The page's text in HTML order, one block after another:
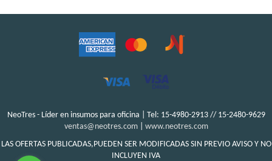
NeoTres - Líder en insumos para oficina | Tel: 15-4980-2913 // 15-2480-9629
ventas@neotres.com| www.neotres.com
LAS OFERTAS PUBLICADAS,PUEDEN SER MODIFICADAS SIN PREVIO AVISO Y NO
INCLUYEN IVA